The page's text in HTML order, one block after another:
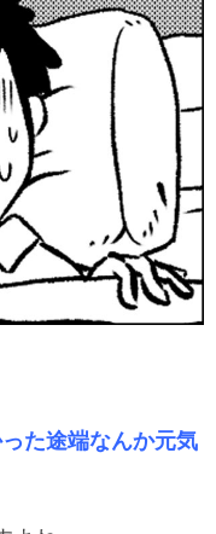
た途端なんか元気